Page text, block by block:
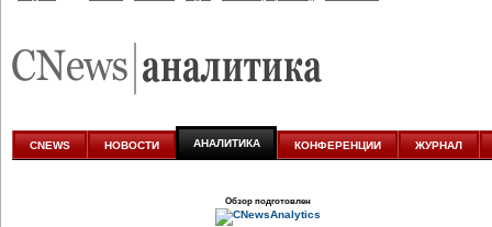
аналитике
CNEWS НОВОСТИ АНАЛИТИКА КОНФЕРЕНЦИИ ЖУРНАЛ
Обзор подготовлен